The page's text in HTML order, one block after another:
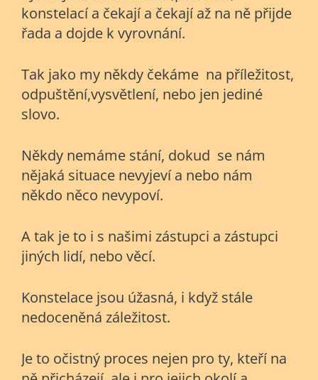
konstelací a čekají a čekají až na ně přijde
řada a dojde k vyrovnání.
Tak jako my někdy čekáme na příležitost,
odpuštění,vysvětlení, nebo jen jediné
slovo.
Někdy nemáme stání, dokud se nám
nějaká situace nevyjeví a nebo nám
někdo něco nevypoví.
A tak je to i s našimi zástupci a zástupci
jiných lidí, nebo věcí.
Konstelace jsou úžasná, i když stále
nedoceněná záležitost.
Je to očistný proces nejen pro ty, kteří na